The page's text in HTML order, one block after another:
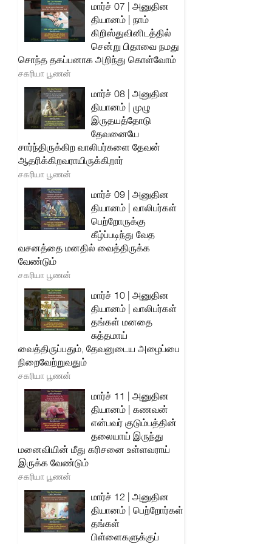
மார்ச் 07 | அனுதின
தியானம் | நாம்
கிறிஸ்துவினிடத்தில்
சென்று பிதாவை நமது
சொந்த தகப்பனாக அறிந்து கொள்வோம்
சகரியா பூணன்
மார்ச் 08 | அனுதின
தியானம் | முழு
இருதயத்தோடு
தேவனையே
சார்ந்திருக்கிற வாலிபர்களை தேவன்
ஆதரிக்கிறவராயிருக்கிறார்
சகரியா பூணன்
மார்ச் 09 | அனுதின
தியானம் | வாலிபர்கள்
பெற்றோருக்கு
கீழ்ப்படிந்து வேத
வசனத்தை மனதில் வைத்திருக்க
வேண்டும்
சகரியா பூணன்
மார்ச் 10 | அனுதின
தியானம் | வாலிபர்கள்
தங்கள் மனதை
சுத்தமாய்
வைத்திருப்பதும், தேவனுடைய அழைப்பை
நிறைவேற்றுவதும்
சகரியா பூணன்
மார்ச் 11 | அனுதின
தியானம் | கணவன்
என்பவர் குடும்பத்தின்
தலையாய் இருந்து
மனைவியின் மீது கரிசனை உள்ளவராய்
இருக்க வேண்டும்
சகரியா பூணன்
மார்ச் 12 | அனுதின
தியானம் | பெற்றோர்கள்
தங்கள்
பிள்ளைகளுக்குப்